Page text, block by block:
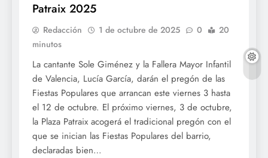
Patraix 2025
Redacción 1 de octubre de 2025 0
20
minutos
La cantante Sole Giménez y la Fallera Mayor Infantil
de Valencia, Lucía García, darán el pregón de las
Fiestas Populares que arrancan este viernes 3 hasta
el 12 de octubre. El próximo viernes, 3 de octubre,
la Plaza Patraix acogerá el tradicional pregón con el
que se inician las Fiestas Populares del barrio,
declaradas bien…